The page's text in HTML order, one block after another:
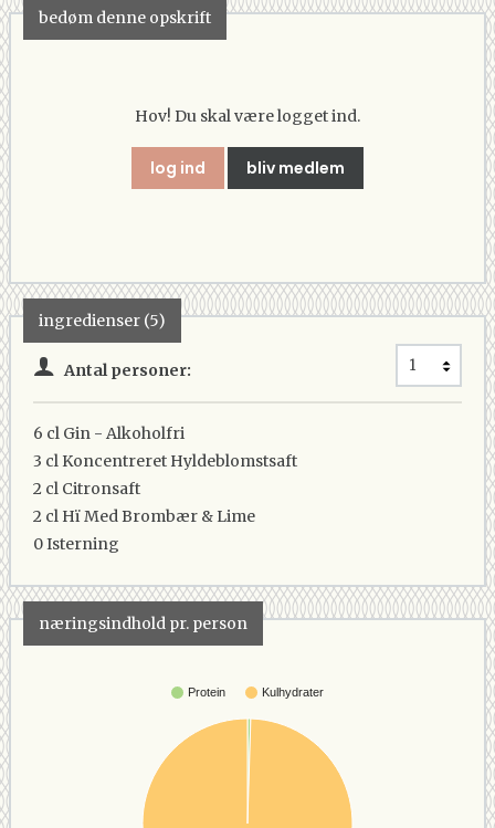
bedøm denne opskrift
Hov! Du skal være logget ind.
log ind bliv medlem
ingredienser (5)
Antal personer:
6 cl Gin - Alkoholfri
3 cl Koncentreret Hyldeblomstsaft
2 cl Citronsaft
2 cl Hï Med Brombær & Lime
0Isterning
næringsindhold pr. person
Protein Kulhydrater